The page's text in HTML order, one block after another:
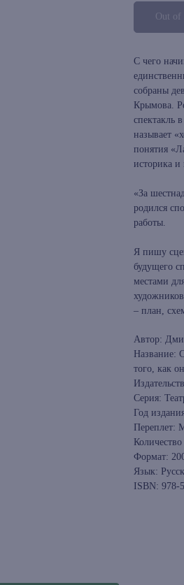
Out of
С чего
собраны
Крымова.
спектакль
называет
понятия
историка и
«За
родился
работы.
Я пишу
будущего
местами
– план,
Автор:
Название:
того, как
Серия:
Год
Переплет:
Формат:
Язык:
ISBN: 978-